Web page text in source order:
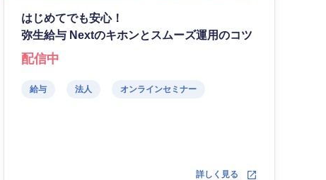
はじめてでも安心！
弥生給与 Nextのキホンとスムーズ運用のコツ
配信中
給与 法人 オンラインセミナー
詳しく見る